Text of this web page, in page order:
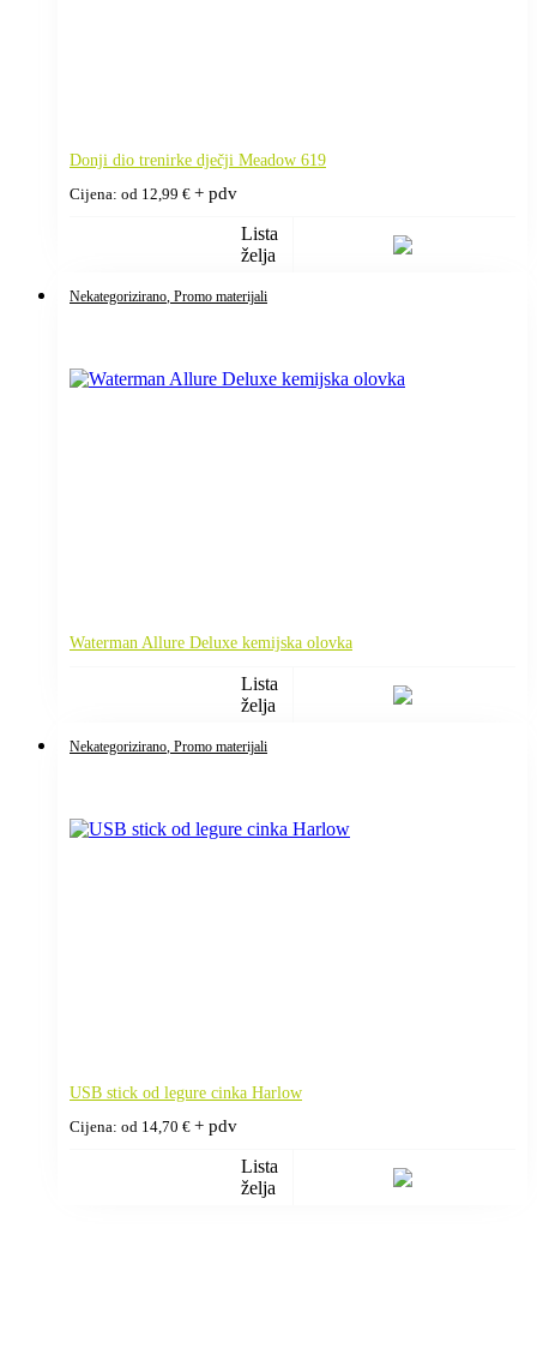
Donji dio trenirke dječji Meadow 619
Cijena: od 12,99 € + pdv
Lista
želja
Nekategorizirano , Promo materijali
Waterman Allure Deluxe kemijska olovka
Lista
želja
Nekategorizirano , Promo materijali
USB stick od legure cinka Harlow
Cijena: od 14,70 € + pdv
Lista
želja